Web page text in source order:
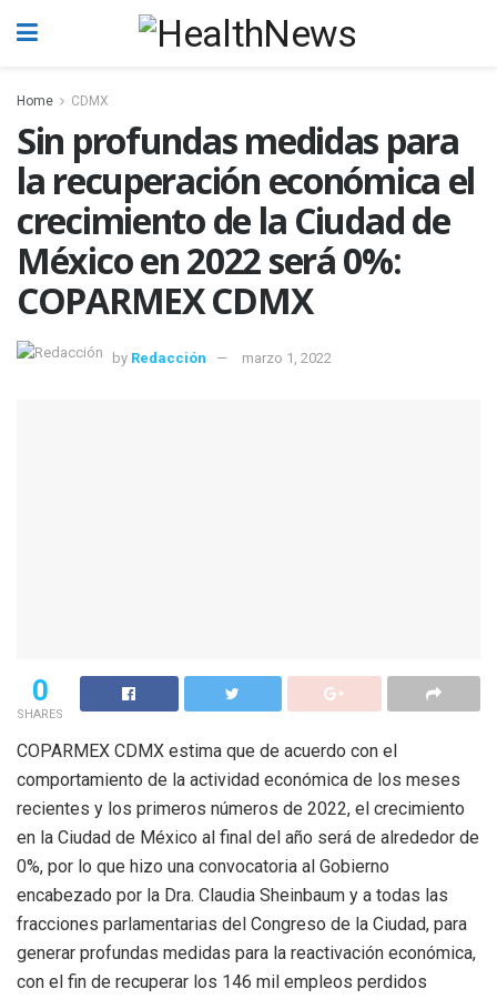
Home CDMX
Sin profundas medidas para
la recuperación económica el
crecimiento de la Ciudad de
México en 2022 será 0%:
COPARMEX CDMX
by Redacción marzo 1, 2022
0
SHARES
COPARMEX CDMX estima que de acuerdo con el
comportamiento de la actividad económica de los meses
recientes y los primeros números de 2022, el crecimiento
en la Ciudad de México al final del año será de alrededor de
0%, por lo que hizo una convocatoria al Gobierno
encabezado por la Dra. Claudia Sheinbaum y a todas las
fracciones parlamentarias del Congreso de la Ciudad, para
generar profundas medidas para la reactivación económica,
con el fin de recuperar los 146 mil empleos perdidos